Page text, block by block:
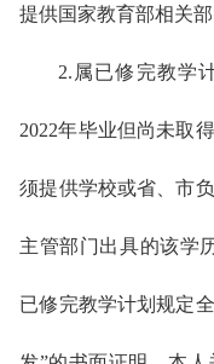
提供国家教育部相关部
2.属已修完教学
2022年毕业但尚未取
须提供学校或省、市
主管部门出具的该学
已修完教学计划规定